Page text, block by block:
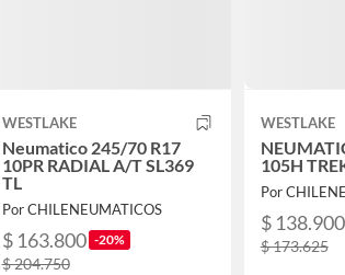
WESTLAKE
Neumatico 245/70 R17
10PR RADIAL A/T SL369
TL
Por CHILENEUMATICOS
$ 163.800 -20%
$ 204.750
WESTLAKE
105H
Por
$ 138.900
$ 173.625